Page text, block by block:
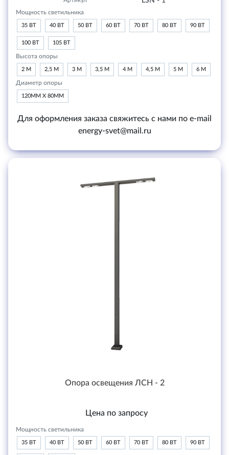
Мощность светильника
35 ВТ 40 ВТ 50 ВТ 60 ВТ 70 ВТ 80 ВТ 90 ВТ
100 ВТ 105 ВТ
Высота опоры
2 М 2,5 М 3 М 3,5 М 4 М 4,5 М 5 М 6 М
Диаметр опоры
120ММ Х 80ММ
Для оформления заказа свяжитесь с нами по e-mail
energy-svet@mail.ru
Опора освещения ЛСН - 2
Цена по запросу
Мощность светильника
35 ВТ 40 ВТ 50 ВТ 60 ВТ 70 ВТ 80 ВТ 90 ВТ